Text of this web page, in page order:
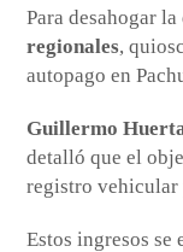
Para desahogar
regionales,
autopago en
Guillermo
detalló que el
registro vehicular
Estos ingresos se